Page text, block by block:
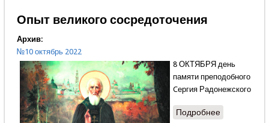
Опыт великого сосредоточения
Архив:
№10 октябрь 2022
8 ОКТЯБРЯ день
памяти преподобного
Cергия Радонежского
Подробнеео Опыт